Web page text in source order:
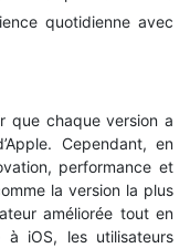
quotidienne avec
que chaque version a
Cependant, en
performance et
la version la plus
améliorée tout en
à iOS, les utilisateurs